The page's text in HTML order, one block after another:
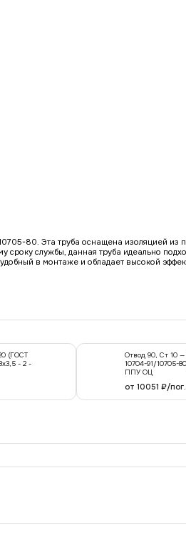
80. Эта труба оснащена изоляцией из
службы, данная труба идеально
в монтаже и обладает высокой
(ГОСТ
- 2 -
Отвод 90, Ст 10
10704-91/10705-
ППУ ОЦ
от 10051 ₽/